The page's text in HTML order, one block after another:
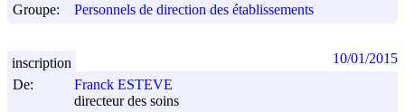
Groupe:
Personnels de direction des établissements
De:
Franck ESTEVE
directeur des soins
inscription 10/01/2015